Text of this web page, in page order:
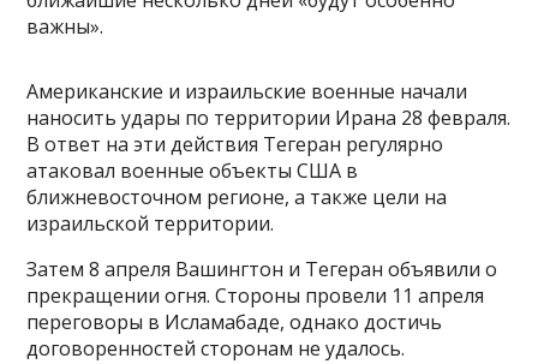
важны».
Американские и израильские военные начали
наносить удары по территории Ирана 28 февраля.
В ответ на эти действия Тегеран регулярно
атаковал военные объекты США в
ближневосточном регионе, а также цели на
израильской территории.
Затем 8 апреля Вашингтон и Тегеран объявили о
прекращении огня. Стороны провели 11 апреля
переговоры в Исламабаде, однако достичь
договоренностей сторонам не удалось.